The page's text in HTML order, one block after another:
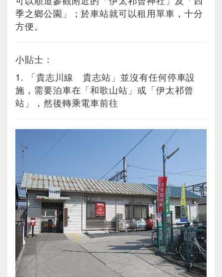
季之鄉公園」；於車站就可以租用單車，十分
方便。
小貼士：
1. 「貴志川線 貴志站」並沒有任何停車設
施，需要泊車在「和歌山站」或「伊太祁曾
站」，然後轉乘電車前往